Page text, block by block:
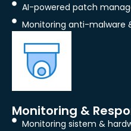
AI-powered patch
Monitoring anti-malware
Monitoring &
Monitoring sistem &